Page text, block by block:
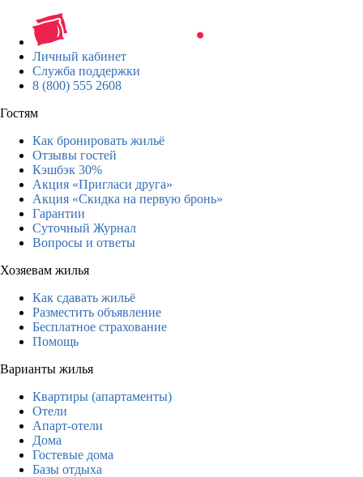
Личный кабинет
Служба поддержки
8 (800) 555 2608
Гостям
Как бронировать жильё
Отзывы гостей
Кэшбэк 30%
Акция «Пригласи друга»
Акция «Скидка на первую бронь»
Гарантии
Суточный Журнал
Вопросы и ответы
Хозяевам жилья
Как сдавать жильё
Разместить объявление
Бесплатное страхование
Помощь
Варианты жилья
Квартиры (апартаменты)
Отели
Апарт-отели
Дома
Гостевые дома
Базы отдыха